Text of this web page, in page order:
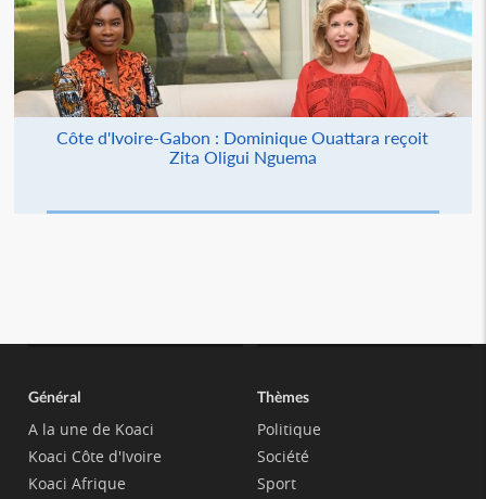
Côte d'Ivoire-Gabon : Dominique Ouattara reçoit
Zita Oligui Nguema
Général
A la une de Koaci
Koaci Côte d'Ivoire
Koaci Afrique
Thèmes
Politique
Société
Sport